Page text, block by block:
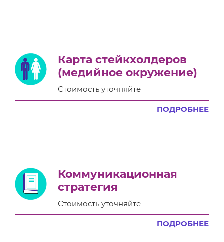
Карта стейкхолдеров
(медийное окружение)
Стоимость уточняйте
ПОДРОБНЕЕ
Коммуникационная
стратегия
Стоимость уточняйте
ПОДРОБНЕЕ